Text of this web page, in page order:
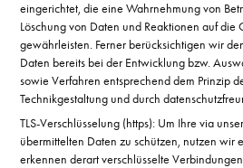
eingerichtet, die eine Wahrnehmung von
Löschung von Daten und Reaktionen auf die
gewährleisten. Ferner berücksichtigen wir
Daten bereits bei der Entwicklung bzw.
sowie Verfahren entsprechend dem Prinzip
Technikgestaltung und durch
TLS-Verschlüsselung (https): Um Ihre via
übermittelten Daten zu schützen, nutzen wir
erkennen derart verschlüsselte